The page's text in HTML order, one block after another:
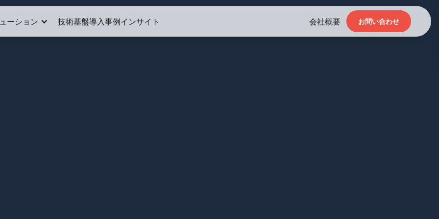
ーション 技術基盤導入事例インサイト 会社概要 お問い合わせ